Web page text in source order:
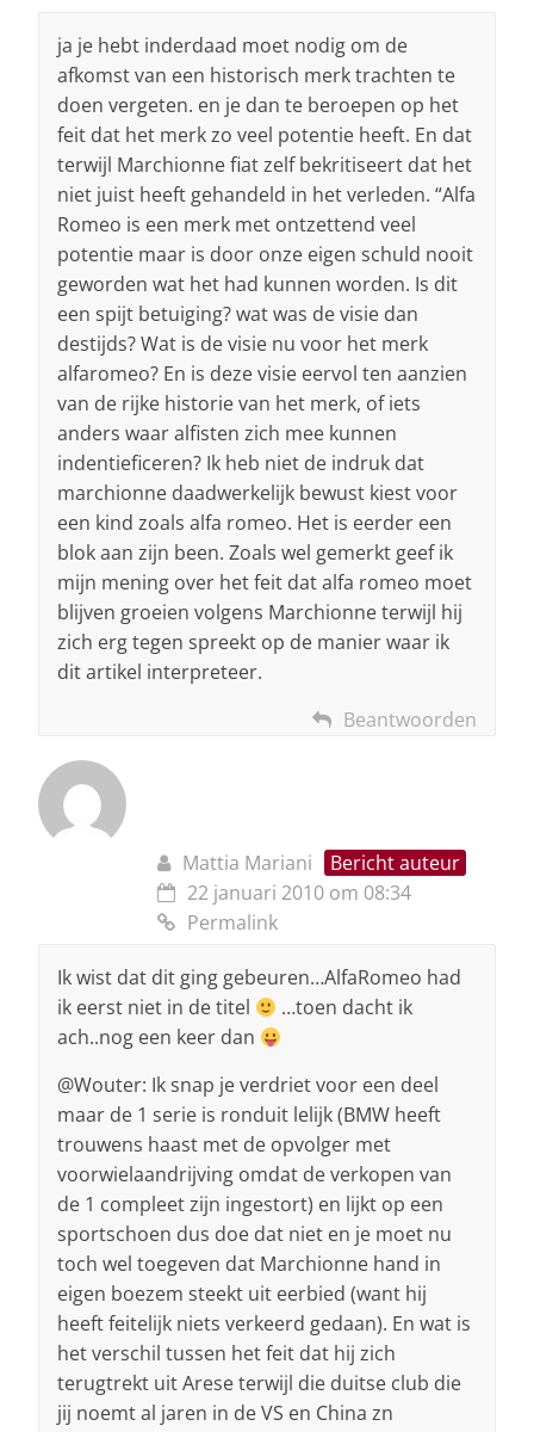
ja je hebt inderdaad moet nodig om de
afkomst van een historisch merk trachten te
doen vergeten. en je dan te beroepen op het
feit dat het merk zo veel potentie heeft. En dat
terwijl Marchionne fiat zelf bekritiseert dat het
niet juist heeft gehandeld in het verleden. “Alfa
Romeo is een merk met ontzettend veel
potentie maar is door onze eigen schuld nooit
geworden wat het had kunnen worden. Is dit
een spijt betuiging? wat was de visie dan
destijds? Wat is de visie nu voor het merk
alfaromeo? En is deze visie eervol ten aanzien
van de rijke historie van het merk, of iets
anders waar alfisten zich mee kunnen
indentieficeren? Ik heb niet de indruk dat
marchionne daadwerkelijk bewust kiest voor
een kind zoals alfa romeo. Het is eerder een
blok aan zijn been. Zoals wel gemerkt geef ik
mijn mening over het feit dat alfa romeo moet
blijven groeien volgens Marchionne terwijl hij
zich erg tegen spreekt op de manier waar ik
dit artikel interpreteer.
Beantwoorden
Mattia Mariani
Bericht auteur
22 januari 2010 om 08:34
Permalink
Ik wist dat dit ging gebeuren…AlfaRomeo had
ik eerst niet in de titel
…toen dacht ik
ach..nog een keer dan
@Wouter: Ik snap je verdriet voor een deel
maar de 1 serie is ronduit lelijk (BMW heeft
trouwens haast met de opvolger met
voorwielaandrijving omdat de verkopen van
de 1 compleet zijn ingestort) en lijkt op een
sportschoen dus doe dat niet en je moet nu
toch wel toegeven dat Marchionne hand in
eigen boezem steekt uit eerbied (want hij
heeft feitelijk niets verkeerd gedaan). En wat is
het verschil tussen het feit dat hij zich
terugtrekt uit Arese terwijl die duitse club die
jij noemt al jaren in de VS en China zn